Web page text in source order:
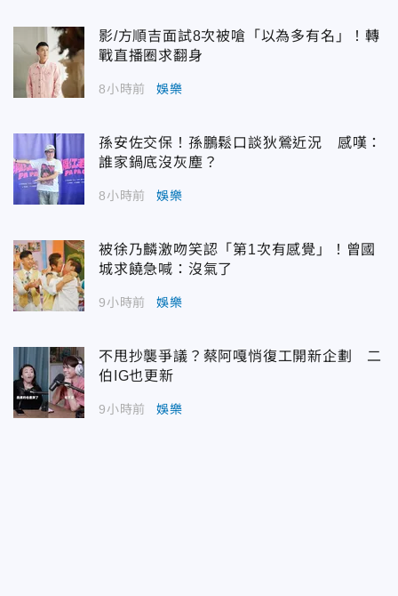
影/方順吉面試8次被嗆「以為多有名」！轉
戰直播圈求翻身
8小時前 娛樂
孫安佐交保！孫鵬鬆口談狄鶯近況 感嘆：
誰家鍋底沒灰塵？
8小時前 娛樂
被徐乃麟激吻笑認「第1次有感覺」！曾國
城求饒急喊：沒氣了
9小時前 娛樂
不甩抄襲爭議？蔡阿嘎悄復工開新企劃 二
伯IG也更新
9小時前 娛樂